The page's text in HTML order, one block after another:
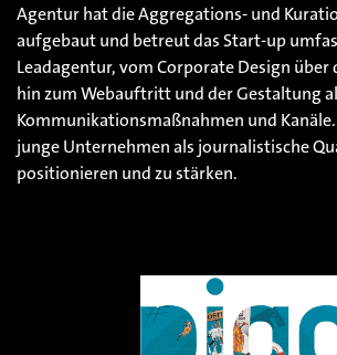
Agentur hat die Aggregations- und
aufgebaut und betreut das Start-up
Leadagentur, vom Corporate Design über
hin zum Webauftritt und der Gestaltung
Kommunikationsmaßnahmen und Kanäle.
junge Unternehmen als journalistische
positionieren und zu stärken.